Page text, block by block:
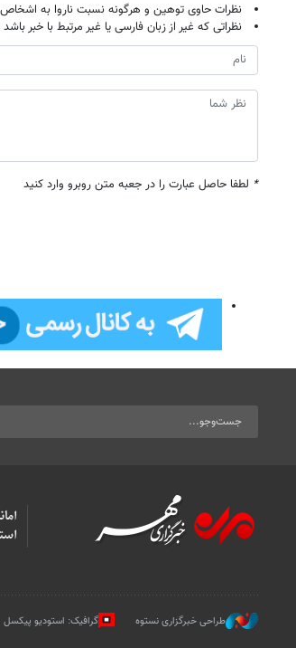
نظرات حاوی توهین و هرگونه نسبت ناروا به
نظراتی که غیر از زبان فارسی یا غیر مرتبط با خبر
* لطفا حاصل عبارت را در جعبه متن روبرو وارد کنید
طراحی خبرگزاری نستوه گرافیک: استودیو پیکسل